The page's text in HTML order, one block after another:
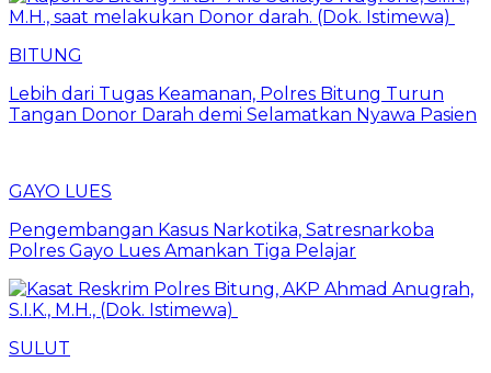
BITUNG
Lebih dari Tugas Keamanan, Polres Bitung Turun
Tangan Donor Darah demi Selamatkan Nyawa Pasien
GAYO LUES
Pengembangan Kasus Narkotika, Satresnarkoba
Polres Gayo Lues Amankan Tiga Pelajar
SULUT